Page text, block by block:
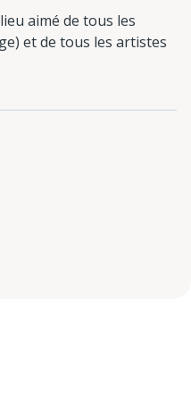
aimé de tous les
et de tous les artistes